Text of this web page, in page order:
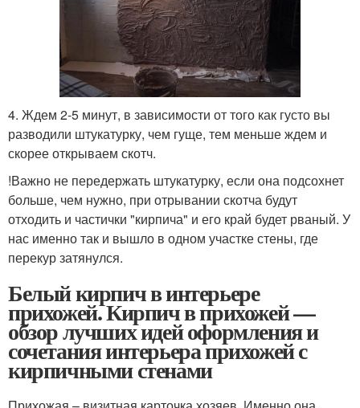
4. Ждем 2-5 минут, в зависимости от того как густо вы
разводили штукатурку, чем гуще, тем меньше ждем и
скорее открываем скотч.
!Важно не передержать штукатурку, если она подсохнет
больше, чем нужно, при отрывании скотча будут
отходить и частички "кирпича" и его край будет рваный. У
нас именно так и вышло в одном участке стены, где
перекур затянулся.
Белый кирпич в интерьере
прихожей. Кирпич в прихожей —
обзор лучших идей оформления и
сочетания интерьера прихожей с
кирпичными стенами